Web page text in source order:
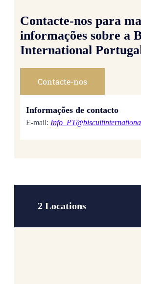
Contacte-nos para
informações sobre a
International
Contacte-nos
Informações de contacto
E-mail:
2 Locations